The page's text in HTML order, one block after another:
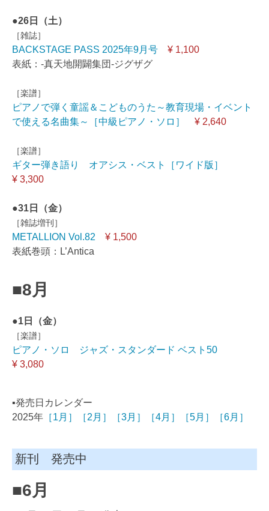
●26日（土）
［雑誌］
BACKSTAGE PASS 2025年9月号
¥ 1,100
表紙：-真天地開闢集団-ジグザグ
［楽譜］
ピアノで弾く童謡＆こどものうた～教育現場・イベント
で使える名曲集～［中級ピアノ・ソロ］
¥ 2,640
［楽譜］
ギター弾き語り オアシス・ベスト［ワイド版］
¥ 3,300
●31日（金）
［雑誌増刊］
METALLION Vol.82
¥ 1,500
表紙巻頭：L’Antica
■8月
●1日（金）
［楽譜］
ピアノ・ソロ ジャズ・スタンダード ベスト50
¥ 3,080
▪️発売日カレンダー
2025年 ［1月］ ［2月］ ［3月］ ［4月］ ［5月］ ［6月］
新刊 発売中
■6月